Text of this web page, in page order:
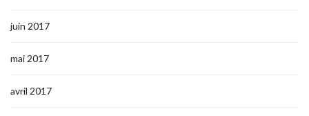
juin 2017
mai 2017
avril 2017